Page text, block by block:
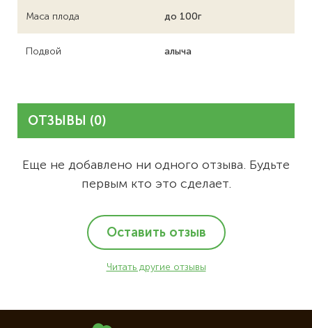
Маса плода до 100г
Подвой алыча
ОТЗЫВЫ (0)
Еще не добавлено ни одного отзыва. Будьте
первым кто это сделает.
Оставить отзыв
Читать другие отзывы